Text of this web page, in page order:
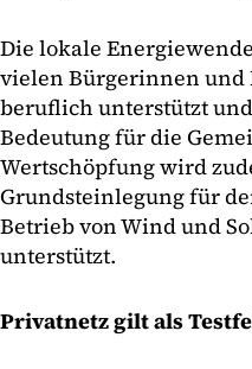
Die lokale
vielen Bürgerinnen
beruflich unterstützt
Bedeutung für die
Wertschöpfung wird
Grundsteinlegung für
Betrieb von Wind und
unterstützt.
Privatnetz gilt als